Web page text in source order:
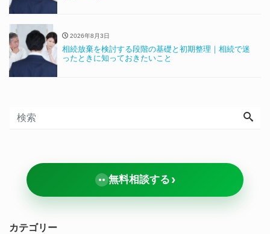
2026年8月3日
相続放棄を検討する段階の基礎と初期整理｜相続で迷
ったときに知っておきたいこと
無料相談する ›
カテゴリー